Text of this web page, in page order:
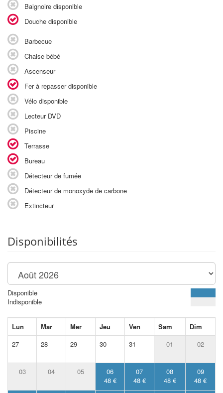
Baignoire disponible
Douche disponible
Barbecue
Chaise bébé
Ascenseur
Fer à repasser disponible
Vélo disponible
Lecteur DVD
Piscine
Terrasse
Bureau
Détecteur de fumée
Détecteur de monoxyde de carbone
Extincteur
Disponibilités
Disponible
Indisponible
Lun Mar Mer Jeu Ven Sam
Dim
27
28 29 30 31 01 02
03 04 05
06
48 €
07
48 €
08
48 €
09
48 €